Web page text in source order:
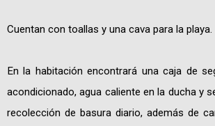
Cuentan con toallas y una cava para la playa.
En la habitación encontrará una caja de
acondicionado, agua caliente en la ducha y
recolección de basura diario, además de